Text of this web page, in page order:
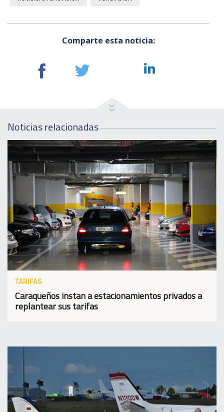
Comparte esta noticia:
Noticias relacionadas
TARIFAS
Caraqueños instan a estacionamientos privados a
replantear sus tarifas